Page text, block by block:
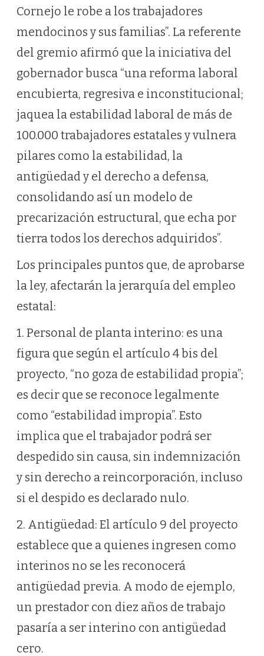
Cornejo le robe a los trabajadores
mendocinos y sus familias”. La referente
del gremio afirmó que la iniciativa del
gobernador busca “una reforma laboral
encubierta, regresiva e inconstitucional;
jaquea la estabilidad laboral de más de
100.000 trabajadores estatales y vulnera
pilares como la estabilidad, la
antigüedad y el derecho a defensa,
consolidando así un modelo de
precarización estructural, que echa por
tierra todos los derechos adquiridos”.
Los principales puntos que, de aprobarse
la ley, afectarán la jerarquía del empleo
estatal:
1. Personal de planta interino: es una
figura que según el artículo 4 bis del
proyecto, “no goza de estabilidad propia”;
es decir que se reconoce legalmente
como “estabilidad impropia”. Esto
implica que el trabajador podrá ser
despedido sin causa, sin indemnización
y sin derecho a reincorporación, incluso
si el despido es declarado nulo.
2. Antigüedad: El artículo 9 del proyecto
establece que a quienes ingresen como
interinos no se les reconocerá
antigüedad previa. A modo de ejemplo,
un prestador con diez años de trabajo
pasaría a ser interino con antigüedad
cero.